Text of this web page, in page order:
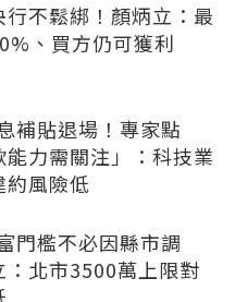
行不鬆綁！顏炳立：最
、買方仍可獲利
補貼退場！專家點
能力需關注」：科技業
約風險低
門檻不必因縣市調
：北市3500萬上限對